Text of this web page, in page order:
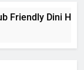
Friendly Dini